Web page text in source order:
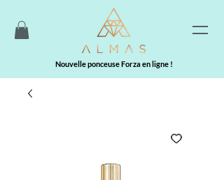
Nouvelle ponceuse Forza en ligne !